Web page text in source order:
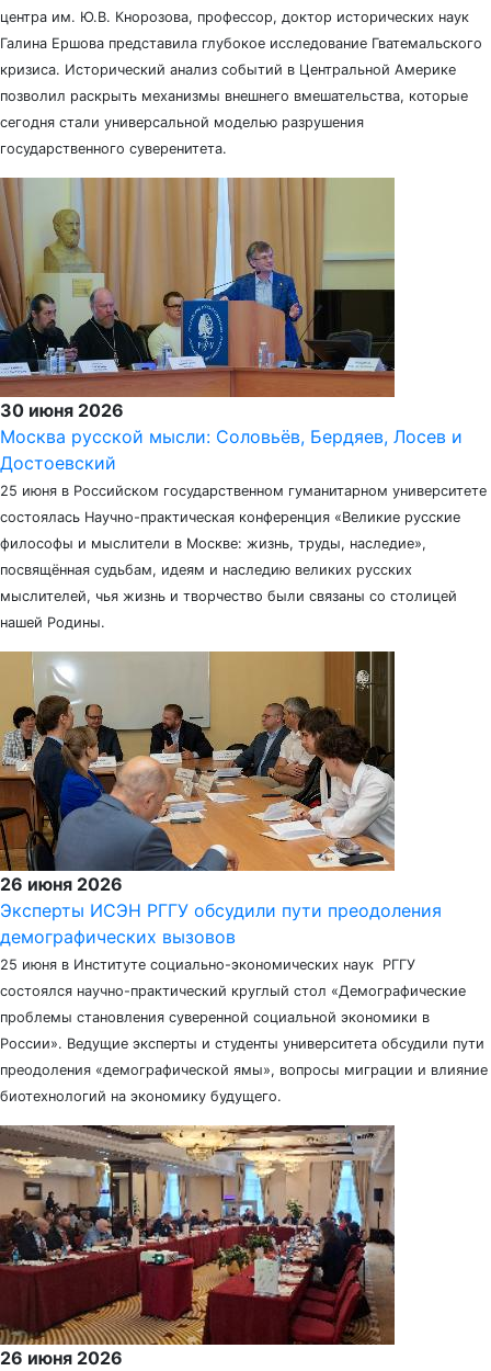
центра им. Ю.В. Кнорозова, профессор, доктор исторических наук
Галина Ершова представила глубокое исследование Гватемальского
кризиса. Исторический анализ событий в Центральной Америке
позволил раскрыть механизмы внешнего вмешательства, которые
сегодня стали универсальной моделью разрушения
государственного суверенитета.
30 июня 2026
Москва русской мысли: Соловьёв, Бердяев, Лосев и
Достоевский
25 июня в Российском государственном гуманитарном университете
состоялась Научно-практическая конференция «Великие русские
философы и мыслители в Москве: жизнь, труды, наследие»,
посвящённая судьбам, идеям и наследию великих русских
мыслителей, чья жизнь и творчество были связаны со столицей
нашей Родины.
26 июня 2026
Эксперты ИСЭН РГГУ обсудили пути преодоления
демографических вызовов
25 июня в Институте социально-экономических наук РГГУ
состоялся научно-практический круглый стол «Демографические
проблемы становления суверенной социальной экономики в
России». Ведущие эксперты и студенты университета обсудили пути
преодоления «демографической ямы», вопросы миграции и влияние
биотехнологий на экономику будущего.
26 июня 2026